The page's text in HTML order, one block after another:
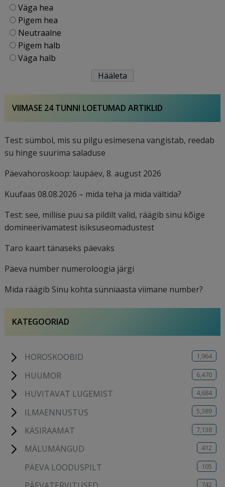
Väga hea
Pigem hea
Neutraalne
Pigem halb
Väga halb
VIIMASE 24 TUNNI LOETUMAD ARTIKLID
Test: sümbol, mis su pilgu esimesena vangistab, reedab
su hinge suurima saladuse
Päevahoroskoop: laupäev, 8. august 2026
Kuufaas 08.08.2026 – mida teha ja mida vältida?
Test: see, millise puu sa pildilt valid, räägib sinu kõige
domineerivamatest isiksuseomadustest
Taro kaart tänaseks päevaks
Päeva number numeroloogia järgi
Mida räägib Sinu kohta sünniaasta viimane number?
KATEGOORIAD
HOROSKOOBID 1,964
HUUMOR 6,470
HUVITAVAT LUGEMIST 4,684
ILMAENNUSTUS 5,389
KÄSIRAAMAT 7,138
MÄLUMÄNGUD 412
PÄEVA LOODUSPILT 105
742